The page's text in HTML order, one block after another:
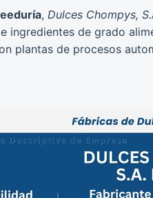
, Dulces Chompys,
ingredientes de grado
plantas de procesos